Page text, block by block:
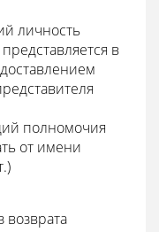
личность
в
полномочия
от имени
возврата